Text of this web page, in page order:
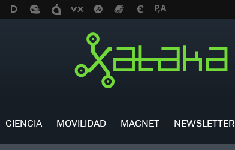
CIENCIA MOVILIDAD MAGNET NEWSLETTER